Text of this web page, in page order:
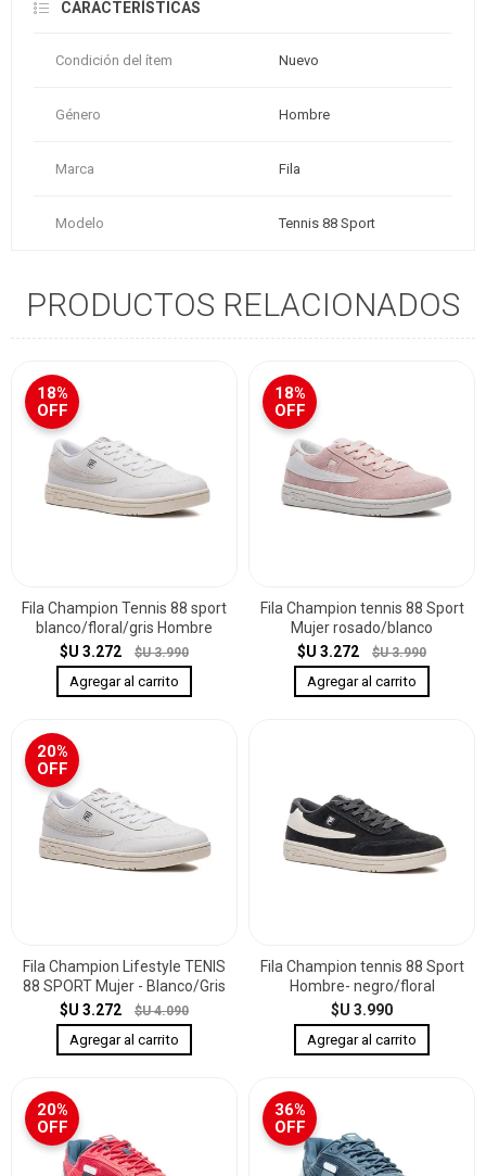
CARACTERÍSTICAS
Condición del ítem Nuevo
Género Hombre
Marca Fila
Modelo Tennis 88 Sport
PRODUCTOS RELACIONADOS
18%
OFF
Fila Champion Tennis 88 sport
blanco/floral/gris Hombre
$U 3.272
$U 3.990
18%
OFF
Fila Champion tennis 88 Sport
Mujer rosado/blanco
$U 3.272
$U 3.990
20%
OFF
Fila Champion Lifestyle TENIS
88 SPORT Mujer - Blanco/Gris
$U 3.272
$U 4.090
Fila Champion tennis 88 Sport
Hombre- negro/floral
$U 3.990
20%
OFF
36%
OFF